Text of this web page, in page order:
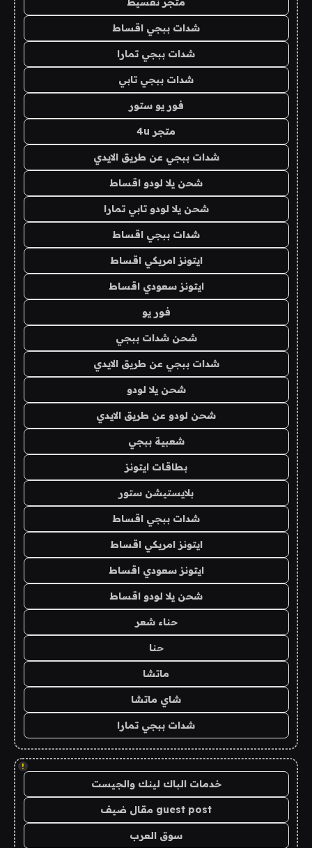
شدات ببجي اقساط
شدات ببجي تمارا
شدات ببجي تابي
فور يو ستور
متجر 4u
شدات ببجي عن طريق الايدي
شحن يلا لودو اقساط
شحن يلا لودو تابي تمارا
شدات ببجي اقساط
ايتونز امريكي اقساط
ايتونز سعودي اقساط
فور يو
شحن شدات ببجي
شدات ببجي عن طريق الايدي
شحن يلا لودو
شحن لودو عن طريق الايدي
شعبية ببجي
بطاقات ايتونز
بلايستيشن ستور
شدات ببجي اقساط
ايتونز امريكي اقساط
ايتونز سعودي اقساط
شحن يلا لودو اقساط
حناء شعر
حنا
ماتشا
شاي ماتشا
شدات ببجي تمارا
!
خدمات الباك لينك والجيست
guest post مقال ضيف
سوق العرب